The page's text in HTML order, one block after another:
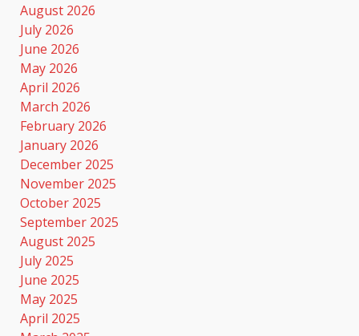
August 2026
July 2026
June 2026
May 2026
April 2026
March 2026
February 2026
January 2026
December 2025
November 2025
October 2025
September 2025
August 2025
July 2025
June 2025
May 2025
April 2025